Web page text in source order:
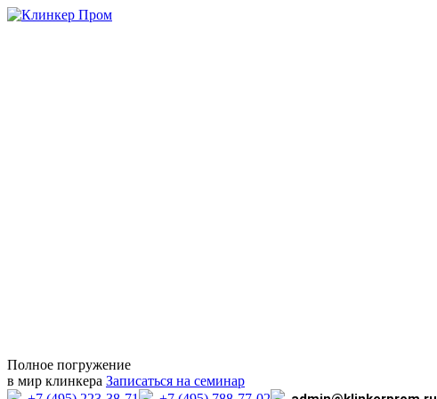
Полное погружение
в мир клинкера Записаться на семинар